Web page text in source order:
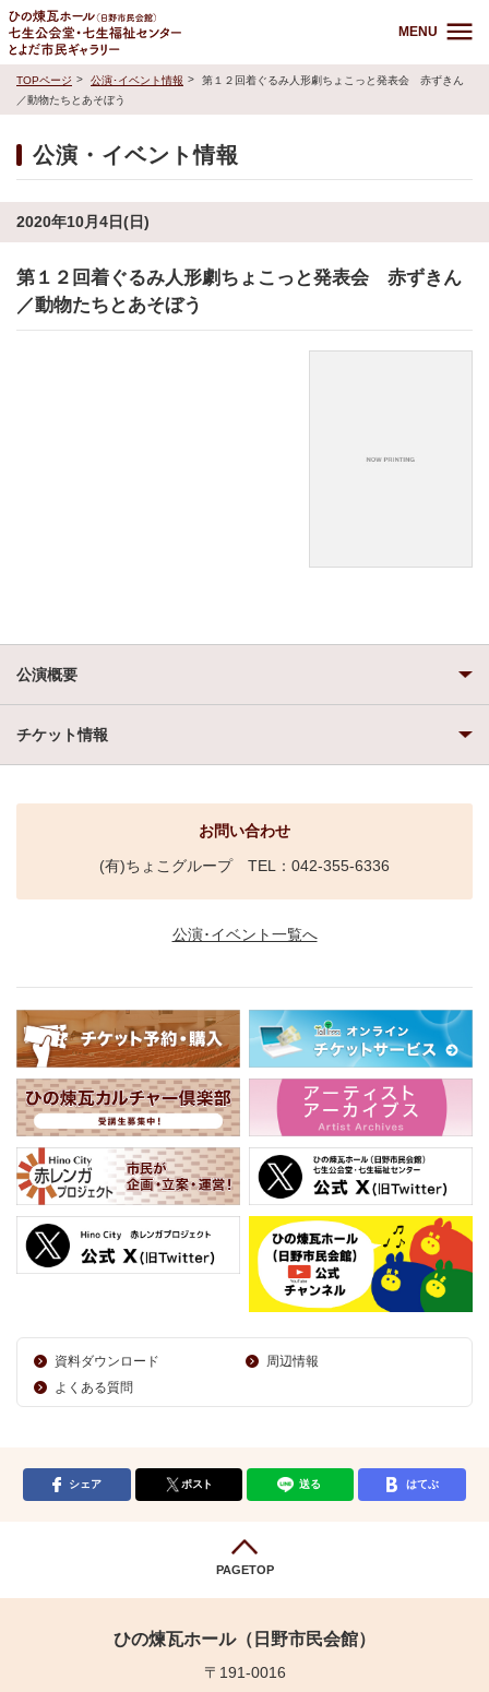
MENU
TOPページ 公演･イベント情報
第１２回着ぐるみ人形劇ちょこっと発表会 赤ずきん
／動物たちとあそぼう
公演・イベント情報
2020年10月4日(日)
第１２回着ぐるみ人形劇ちょこっと発表会 赤ずきん
／動物たちとあそぼう
公演概要
チケット情報
お問い合わせ
(有)ちょこグループ TEL：042-355-6336
公演･イベント一覧へ
資料ダウンロード
周辺情報
よくある質問
シェア ポスト 送る はてぶ
PAGETOP
ひの煉瓦ホール（日野市民会館）
〒191-0016